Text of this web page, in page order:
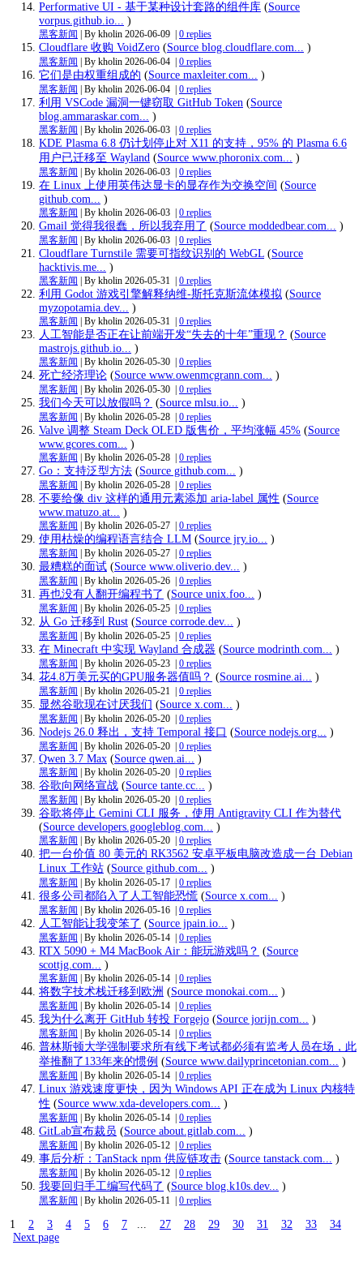
Performative UI - 基于某种设计套路的组件库 (Source
vorpus.github.io... )
黑客新闻 | By kholin 2026-06-09 0 replies
Cloudflare 收购 VoidZero (Source blog.cloudflare.com... )
黑客新闻 | By kholin 2026-06-04 0 replies
它们是由权重组成的 (Source maxleiter.com... )
黑客新闻 | By kholin 2026-06-04 0 replies
利用 VSCode 漏洞一键窃取 GitHub Token (Source
blog.ammaraskar.com... )
黑客新闻 | By kholin 2026-06-03 0 replies
KDE Plasma 6.8 仍计划停止对 X11 的支持，95% 的 Plasma 6.6
用户已迁移至 Wayland (Source www.phoronix.com... )
黑客新闻 | By kholin 2026-06-03 0 replies
在 Linux 上使用英伟达显卡的显存作为交换空间 (Source
github.com... )
黑客新闻 | By kholin 2026-06-03 0 replies
Gmail 觉得我很蠢，所以我弃用了 (Source moddedbear.com... )
黑客新闻 | By kholin 2026-06-03 0 replies
Cloudflare Turnstile 需要可指纹识别的 WebGL (Source
hacktivis.me... )
黑客新闻 | By kholin 2026-05-31 0 replies
利用 Godot 游戏引擎解释纳维-斯托克斯流体模拟 (Source
myzopotamia.dev... )
黑客新闻 | By kholin 2026-05-31 0 replies
人工智能是否正在让前端开发“失去的十年”重现？ (Source
mastrojs.github.io... )
黑客新闻 | By kholin 2026-05-30 0 replies
死亡经济理论 (Source www.owenmcgrann.com... )
黑客新闻 | By kholin 2026-05-30 0 replies
我们今天可以放假吗？ (Source mlsu.io... )
黑客新闻 | By kholin 2026-05-28 0 replies
Valve 调整 Steam Deck OLED 版售价，平均涨幅 45% (Source
www.gcores.com... )
黑客新闻 | By kholin 2026-05-28 0 replies
Go：支持泛型方法 (Source github.com... )
黑客新闻 | By kholin 2026-05-28 0 replies
不要给像 div 这样的通用元素添加 aria-label 属性 (Source
www.matuzo.at... )
黑客新闻 | By kholin 2026-05-27 0 replies
使用枯燥的编程语言结合 LLM (Source jry.io... )
黑客新闻 | By kholin 2026-05-27 0 replies
最糟糕的面试 (Source www.oliverio.dev... )
黑客新闻 | By kholin 2026-05-26 0 replies
再也没有人翻开编程书了 (Source unix.foo... )
黑客新闻 | By kholin 2026-05-25 0 replies
从 Go 迁移到 Rust (Source corrode.dev... )
黑客新闻 | By kholin 2026-05-25 0 replies
在 Minecraft 中实现 Wayland 合成器 (Source modrinth.com... )
黑客新闻 | By kholin 2026-05-23 0 replies
花4.8万美元买的GPU服务器值吗？ (Source rosmine.ai... )
黑客新闻 | By kholin 2026-05-21 0 replies
显然谷歌现在讨厌我们 (Source x.com... )
黑客新闻 | By kholin 2026-05-20 0 replies
Nodejs 26.0 释出，支持 Temporal 接口 (Source nodejs.org... )
黑客新闻 | By kholin 2026-05-20 0 replies
Qwen 3.7 Max (Source qwen.ai... )
黑客新闻 | By kholin 2026-05-20 0 replies
谷歌向网络宣战 (Source tante.cc... )
黑客新闻 | By kholin 2026-05-20 0 replies
谷歌将停止 Gemini CLI 服务，使用 Antigravity CLI 作为替代
(Source developers.googleblog.com... )
黑客新闻 | By kholin 2026-05-20 0 replies
把一台价值 80 美元的 RK3562 安卓平板电脑改造成一台 Debian
Linux 工作站 (Source github.com... )
黑客新闻 | By kholin 2026-05-17 0 replies
很多公司都陷入了人工智能恐慌 (Source x.com... )
黑客新闻 | By kholin 2026-05-16 0 replies
人工智能让我变笨了 (Source jpain.io... )
黑客新闻 | By kholin 2026-05-14 0 replies
RTX 5090 + M4 MacBook Air：能玩游戏吗？ (Source
scottjg.com... )
黑客新闻 | By kholin 2026-05-14 0 replies
将数字技术栈迁移到欧洲 (Source monokai.com... )
黑客新闻 | By kholin 2026-05-14 0 replies
我为什么离开 GitHub 转投 Forgejo (Source jorijn.com... )
黑客新闻 | By kholin 2026-05-14 0 replies
普林斯顿大学强制要求所有线下考试都必须有监考人员在场，此
举推翻了133年来的惯例 (Source www.dailyprincetonian.com... )
黑客新闻 | By kholin 2026-05-14 0 replies
Linux 游戏速度更快，因为 Windows API 正在成为 Linux 内核特
性 (Source www.xda-developers.com... )
黑客新闻 | By kholin 2026-05-14 0 replies
GitLab宣布裁员 (Source about.gitlab.com... )
黑客新闻 | By kholin 2026-05-12 0 replies
事后分析：TanStack npm 供应链攻击 (Source tanstack.com... )
黑客新闻 | By kholin 2026-05-12 0 replies
我要回归手工编写代码了 (Source blog.k10s.dev... )
黑客新闻 | By kholin 2026-05-11 0 replies
1 2 3 4 5 6 7 ... 27 28 29 30 31 32 33
34
Next page